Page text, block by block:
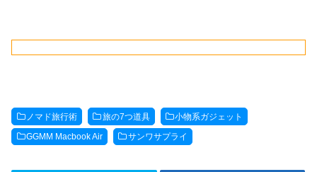
ノマド旅行術 旅の7つ道具 小物系ガジェット
GGMM Macbook Air サンワサプライ